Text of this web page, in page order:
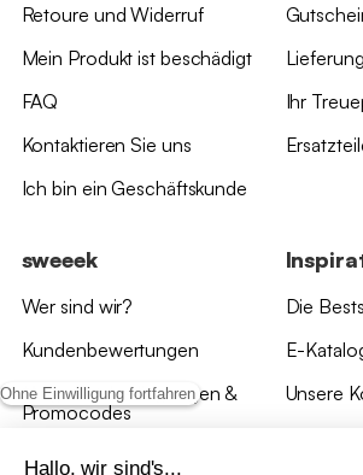
Ohne Einwilligung fortfahren
Hallo, wir sind's...
Retoure und Widerruf
Mein Produkt ist beschädigt
FAQ
Kontaktieren Sie uns
Ich bin ein Geschäftskunde
Ihr
sweeek
Wer sind wir?
Kundenbewertungen
*Angebotsbedingungen &
Promocodes
Bewertungen von sweeek
Die
E-
Unsere